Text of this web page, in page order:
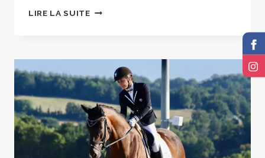
LIRE LA SUITERETOUR
DRESSAGE
POUR
RÈGNE
DU
DIABLE